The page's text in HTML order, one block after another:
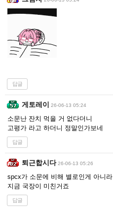
답글
게토레이 26-06-13 05:24
소문난 잔치 먹을 거 없다더니
고평가 라고 하더니 정말인가보네
답글
퇴근합시다 26-06-13 05:26
spcx가 소문에 비해 별로인게 아니라
지금 국장이 미친거죠
답글